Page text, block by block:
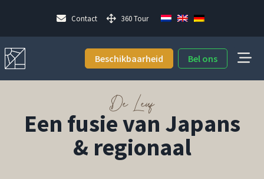
Contact 360 Tour
Beschikbaarheid Bel ons
De Leuf
Een fusie van Japans
& regionaal